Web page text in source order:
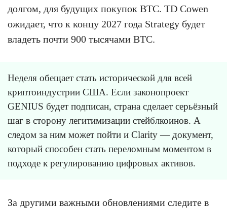
долгом, для будущих покупок BTC. TD Cowen
ожидает, что к концу 2027 года Strategy будет
владеть почти 900 тысячами BTC.
Неделя обещает стать исторической для всей
криптоиндустрии США. Если законопроект
GENIUS будет подписан, страна сделает серьёзный
шаг в сторону легитимизации стейблкоинов. А
следом за ним может пойти и Clarity — документ,
который способен стать переломным моментом в
подходе к регулированию цифровых активов.
За другими важными обновлениями следите в